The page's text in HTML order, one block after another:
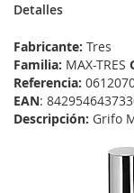
Detalles
Fabricante: Tres
Familia: MAX-TRES
Referencia:
EAN:
Descripción: Grifo